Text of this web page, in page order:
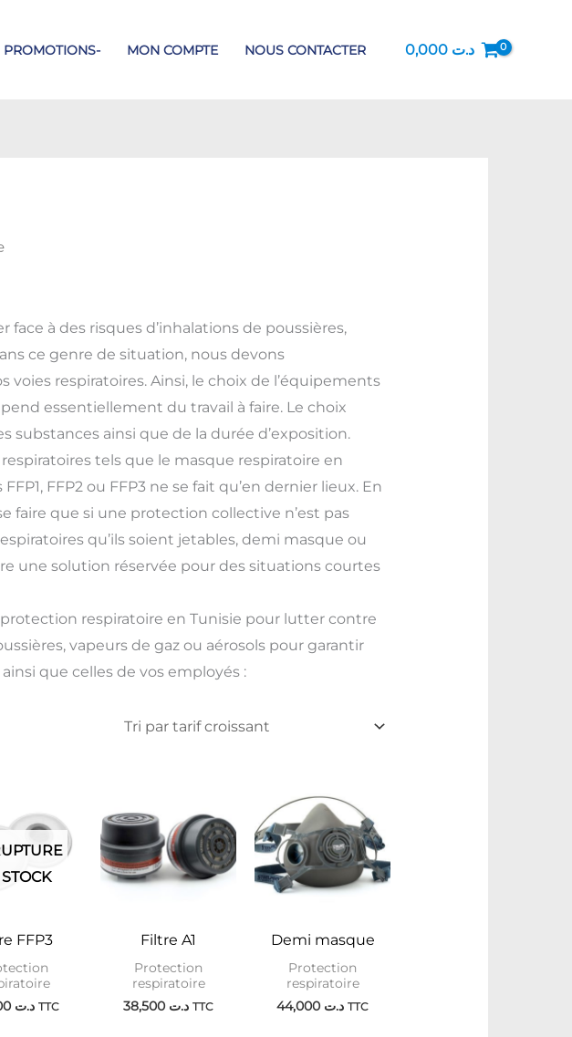
PROMOTIONS- MON COMPTE NOUS CONTACTER د.ت 0,000
face à des risques d’inhalations de poussières,
ce genre de situation, nous devons
respiratoires. Ainsi, le choix de l’équipements
essentiellement du travail à faire. Le choix
substances ainsi que de la durée d’exposition.
tels que le masque respiratoire en
FFP2 ou FFP3 ne se fait qu’en dernier lieux. En
faire que si une protection collective n’est pas
qu’ils soient jetables, demi masque ou
une solution réservée pour des situations courtes
respiratoire en Tunisie pour lutter contre
vapeurs de gaz ou aérosols pour garantir
que celles de vos employés :
FFP3
د.ت TTC
Filtre A1
Protection
respiratoire
د.ت TTC
Demi masque
Protection
respiratoire
د.ت TTC